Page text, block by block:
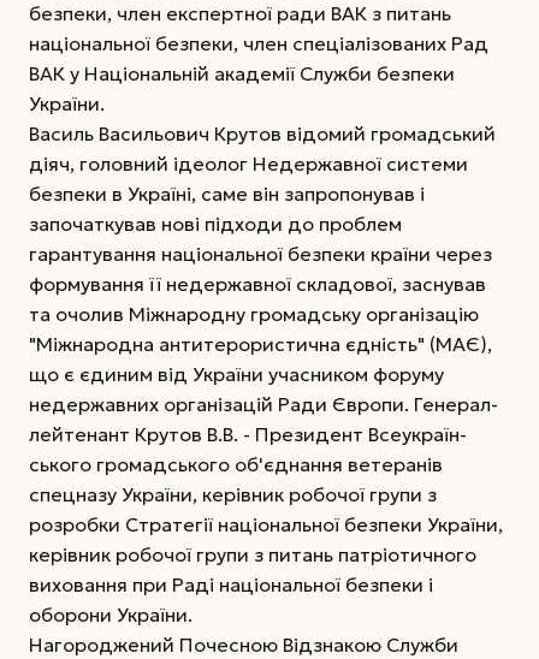
безпеки, член експертної ради ВАК з питань
національної безпеки, член спеціалізованих Рад
ВАК у Національній академії Служби безпеки
України.
Василь Васильович Крутов відомий громадський
діяч, головний ідеолог Недержавної системи
безпеки в Україні, саме він запропонував і
започаткував нові підходи до проблем
гарантування національної безпеки країни через
формування її недержавної складової, заснував
та очолив Міжнародну громадську організацію
"Міжнародна антитерористична єдність" (МАЄ),
що є єдиним від України учасником форуму
недержавних організацій Ради Європи. Генерал­
лейтенант Крутов В.В. - Президент Всеукраїн-
ського громадського об'єднання ветеранів
спецназу України, керівник робочої групи з
розробки Стратегії національної безпеки України,
керівник робочої групи з питань патріотичного
виховання при Раді національної безпеки і
оборони України.
Нагороджений Почесною Відзнакою Служби